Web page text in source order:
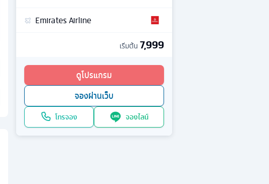
Emirates Airline
เริ่มต้น 7,999
ดูโปรแกรม
จองผ่านเว็บ
โทรจอง จองไลน์